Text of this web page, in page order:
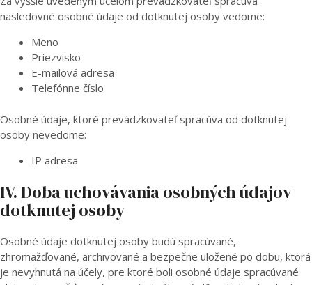
nasledovné osobné údaje od dotknutej osoby vedome:
Meno
Priezvisko
E-mailová adresa
Telefónne číslo
Osobné údaje, ktoré prevádzkovateľ spracúva od dotknutej
osoby nevedome:
IP adresa
IV. Doba uchovávania osobných údajov
dotknutej osoby
Osobné údaje dotknutej osoby budú spracúvané,
zhromažďované, archivované a bezpečne uložené po dobu, ktorá
je nevyhnutá na účely, pre ktoré boli osobné údaje spracúvané